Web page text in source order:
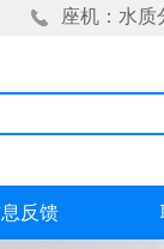
座机：水质
反馈